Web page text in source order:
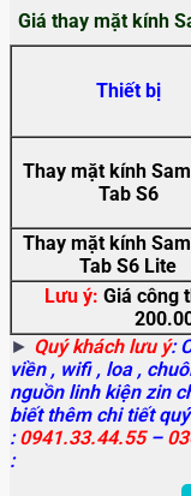
Giá thay mặt kính
Thiết bị
Thay mặt kính
Tab S6
Thay mặt kính
Tab S6 Lite
Lưu ý: Giá công
► Quý khách lưu ý:
viền , wifi , loa ,
nguồn linh kiện zin
biết thêm chi tiết
:0941.33.44.55–
: